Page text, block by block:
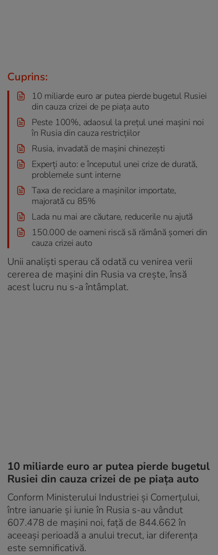
Cuprins:
10 miliarde euro ar putea pierde bugetul Rusiei
din cauza crizei de pe piața auto
Peste 100%, adaosul la prețul unei mașini noi
în Rusia din cauza restricțiilor
Rusia, invadată de mașini chinezești
Experți auto: e începutul unei crize de durată,
problemele sunt interne
Taxa de reciclare a mașinilor importate,
majorată cu 85%
Lada nu mai are căutare, reducerile nu ajută
150.000 de oameni riscă să rămână șomeri din
cauza crizei auto
Unii analiști sperau că odată cu venirea verii
cererea de mașini din Rusia va crește, însă
acest lucru nu s-a întâmplat.
10 miliarde euro ar putea pierde bugetul
Rusiei din cauza crizei de pe piața auto
Conform Ministerului Industriei și Comerțului,
între ianuarie și iunie în Rusia s-au vândut
607.478 de mașini noi, față de 844.662 în
aceeași perioadă a anului trecut, iar diferența
este semnificativă.